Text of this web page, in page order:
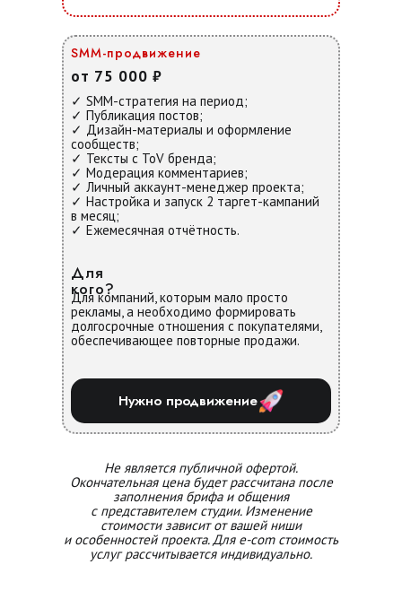
Не является публичной офертой.
Окончательная цена будет рассчитана после
заполнения брифа и общения
с представителем студии. Изменение
стоимости зависит от вашей ниши
и особенностей проекта. Для e-com стоимость
услуг рассчитывается индивидуально.
от 75 000 ₽
SMM-продвижение
✓ SMM-стратегия на период;
✓ Публикация постов;
✓ Дизайн-материалы и оформление
сообществ;
✓ Тексты с ToV бренда;
✓ Модерация комментариев;
✓ Личный аккаунт-менеджер проекта;
✓ Настройка и запуск 2 таргет-кампаний
в месяц;
✓ Ежемесячная отчётность.
Для компаний, которым мало просто
рекламы, а необходимо формировать
долгосрочные отношения с покупателями,
обеспечивающее повторные продажи.
Для
кого?
Нужно продвижение